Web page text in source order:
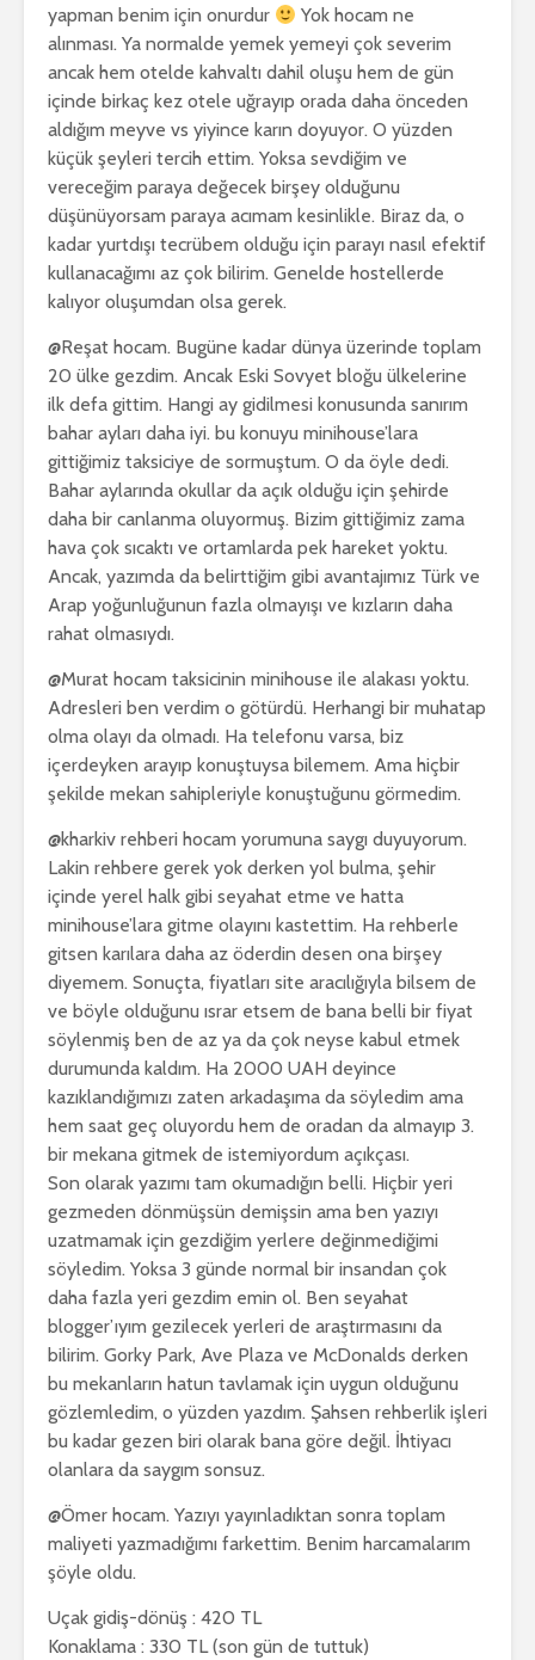
yapman benim için onurdur
Yok hocam ne
alınması. Ya normalde yemek yemeyi çok severim
ancak hem otelde kahvaltı dahil oluşu hem de gün
içinde birkaç kez otele uğrayıp orada daha önceden
aldığım meyve vs yiyince karın doyuyor. O yüzden
küçük şeyleri tercih ettim. Yoksa sevdiğim ve
vereceğim paraya değecek birşey olduğunu
düşünüyorsam paraya acımam kesinlikle. Biraz da, o
kadar yurtdışı tecrübem olduğu için parayı nasıl efektif
kullanacağımı az çok bilirim. Genelde hostellerde
kalıyor oluşumdan olsa gerek.
@Reşat hocam. Bugüne kadar dünya üzerinde toplam
20 ülke gezdim. Ancak Eski Sovyet bloğu ülkelerine
ilk defa gittim. Hangi ay gidilmesi konusunda sanırım
bahar ayları daha iyi. bu konuyu minihouse’lara
gittiğimiz taksiciye de sormuştum. O da öyle dedi.
Bahar aylarında okullar da açık olduğu için şehirde
daha bir canlanma oluyormuş. Bizim gittiğimiz zama
hava çok sıcaktı ve ortamlarda pek hareket yoktu.
Ancak, yazımda da belirttiğim gibi avantajımız Türk ve
Arap yoğunluğunun fazla olmayışı ve kızların daha
rahat olmasıydı.
@Murat hocam taksicinin minihouse ile alakası yoktu.
Adresleri ben verdim o götürdü. Herhangi bir muhatap
olma olayı da olmadı. Ha telefonu varsa, biz
içerdeyken arayıp konuştuysa bilemem. Ama hiçbir
şekilde mekan sahipleriyle konuştuğunu görmedim.
@kharkiv rehberi hocam yorumuna saygı duyuyorum.
Lakin rehbere gerek yok derken yol bulma, şehir
içinde yerel halk gibi seyahat etme ve hatta
minihouse’lara gitme olayını kastettim. Ha rehberle
gitsen karılara daha az öderdin desen ona birşey
diyemem. Sonuçta, fiyatları site aracılığıyla bilsem de
ve böyle olduğunu ısrar etsem de bana belli bir fiyat
söylenmiş ben de az ya da çok neyse kabul etmek
durumunda kaldım. Ha 2000 UAH deyince
kazıklandığımızı zaten arkadaşıma da söyledim ama
hem saat geç oluyordu hem de oradan da almayıp 3.
bir mekana gitmek de istemiyordum açıkçası.
Son olarak yazımı tam okumadığın belli. Hiçbir yeri
gezmeden dönmüşsün demişsin ama ben yazıyı
uzatmamak için gezdiğim yerlere değinmediğimi
söyledim. Yoksa 3 günde normal bir insandan çok
daha fazla yeri gezdim emin ol. Ben seyahat
blogger’ıyım gezilecek yerleri de araştırmasını da
bilirim. Gorky Park, Ave Plaza ve McDonalds derken
bu mekanların hatun tavlamak için uygun olduğunu
gözlemledim, o yüzden yazdım. Şahsen rehberlik işleri
bu kadar gezen biri olarak bana göre değil. İhtiyacı
olanlara da saygım sonsuz.
@Ömer hocam. Yazıyı yayınladıktan sonra toplam
maliyeti yazmadığımı farkettim. Benim harcamalarım
şöyle oldu.
Uçak gidiş-dönüş : 420 TL
Konaklama : 330 TL (son gün de tuttuk)